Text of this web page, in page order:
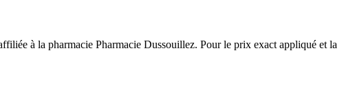
à la pharmacie Pharmacie Dussouillez. Pour le prix exact appliqué et la